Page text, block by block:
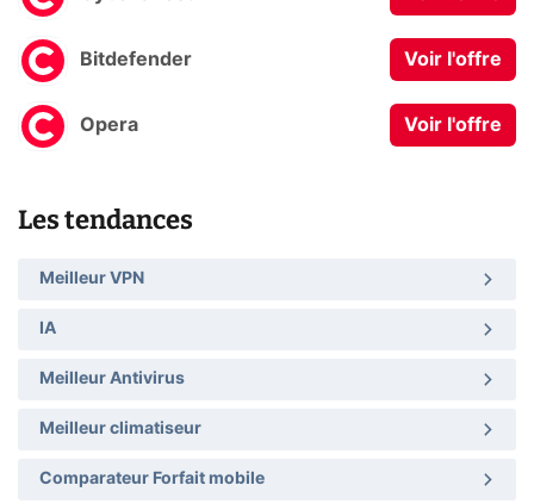
Bitdefender Voir l'offre
Opera Voir l'offre
Les tendances
Meilleur VPN
IA
Meilleur Antivirus
Meilleur climatiseur
Comparateur Forfait mobile